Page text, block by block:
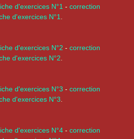
d'exercices N°1 - correction
d'exercices N°1
d'exercices N°2 - correction
d'exercices N°2
d'exercices N°3 - correction
d'exercices N°3
d'exercices N°4- correction